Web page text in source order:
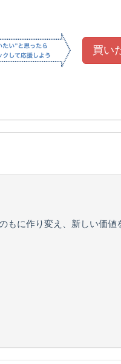
に作り変え、新しい価値